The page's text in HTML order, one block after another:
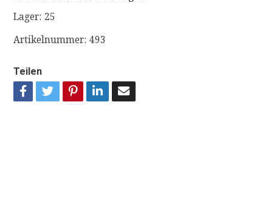
Lager: 25
Artikelnummer: 493
Teilen